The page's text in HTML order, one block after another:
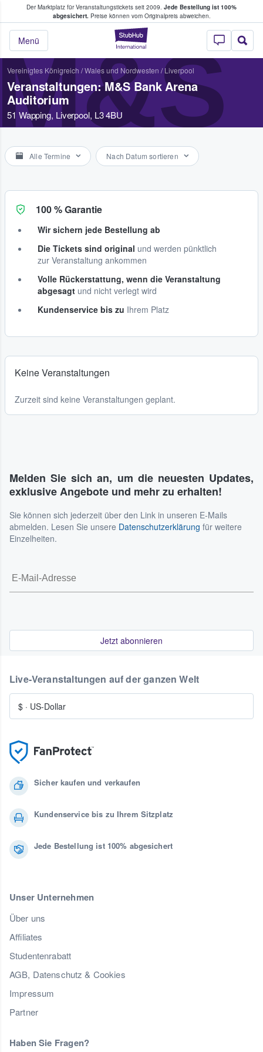
Der Marktplatz für Veranstaltungstickets seit 2009. Jede Bestellung ist 100%
abgesichert.Preise können vom Originalpreis abweichen.
StubHub - Wo
Menü
Tickets kaufen & verkaufen
Vereinigtes Königreich /Wales und Nordwesten /Liverpool
Veranstaltungen: M&S Bank Arena
Auditorium
51 Wapping, Liverpool, L3 4BU
Alle Termine Nach Datum sortieren
100 % Garantie
Wir sichern jede Bestellung ab
Die Tickets sind original und werden pünktlich
zur Veranstaltung ankommen
Volle Rückerstattung, wenn die Veranstaltung
abgesagt und nicht verlegt wird
Kundenservice bis zu Ihrem Platz
Keine Veranstaltungen
Zurzeit sind keine Veranstaltungen geplant.
Melden Sie sich an, um die neuesten Updates,
exklusive Angebote und mehr zu erhalten!
Sie können sich jederzeit über den Link in unseren E-Mails
abmelden. Lesen Sie unsere Datenschutzerklärung für weitere
Einzelheiten.
Jetzt abonnieren
Sicher kaufen und verkaufen
Kundenservice bis zu Ihrem Sitzplatz
Jede Bestellung ist 100% abgesichert
Unser Unternehmen
Über uns
Affiliates
Studentenrabatt
AGB, Datenschutz & Cookies
Impressum
Partner
Haben Sie Fragen?
Live-Veranstaltungen auf der ganzen Welt
$ · US-Dollar